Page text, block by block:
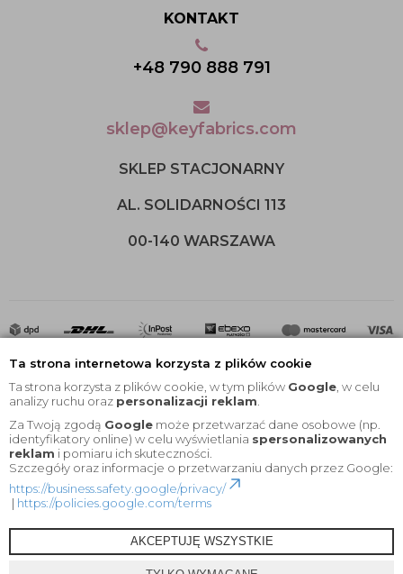
Ta strona internetowa korzysta z plików cookie
Ta strona korzysta z plików cookie, w tym plików Google , w celu
analizy ruchu oraz personalizacji reklam
Za Twoją zgodą Google może przetwarzać dane osobowe (np.
identyfikatory online) w celu wyświetlania spersonalizowanych
reklam i pomiaru ich skuteczności.
Szczegóły oraz informacje o przetwarzaniu danych przez Google:
https://business.safety.google/privacy/
| https://policies.google.com/terms
AKCEPTUJĘ WSZYSTKIE
KONTAKT
+48 790 888 791
sklep@keyfabrics.com
SKLEP STACJONARNY
AL. SOLIDARNOŚCI 113
00-140 WARSZAWA
2020 © Wszelkie Prawa Zastrzeżone |KEYfabrics
Projekt i oprogramowanie sklepu: